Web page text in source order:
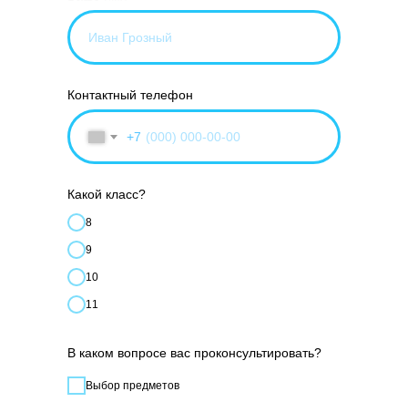
Контактный телефон
+7
Какой класс?
8
9
10
11
В каком вопросе вас проконсультировать?
Выбор предметов